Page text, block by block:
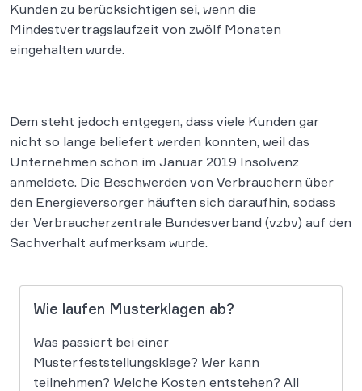
Kunden zu berücksichtigen sei, wenn die
Mindestvertragslaufzeit von zwölf Monaten
eingehalten wurde.
Dem steht jedoch entgegen, dass viele Kunden gar
nicht so lange beliefert werden konnten, weil das
Unternehmen schon im Januar 2019 Insolvenz
anmeldete. Die Beschwerden von Verbrauchern über
den Energieversorger häuften sich daraufhin, sodass
der Verbraucherzentrale Bundesverband (vzbv) auf den
Sachverhalt aufmerksam wurde.
Wie laufen Musterklagen ab?
Was passiert bei einer
Musterfeststellungsklage? Wer kann
teilnehmen? Welche Kosten entstehen? All